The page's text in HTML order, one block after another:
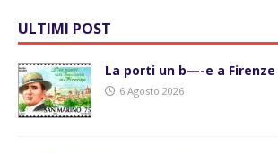
ULTIMI POST
La porti un b—-e a Firenze
6 Agosto 2026